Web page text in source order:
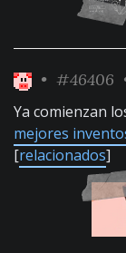
• #46406
Ya comienzan
mejores
[relacionados]